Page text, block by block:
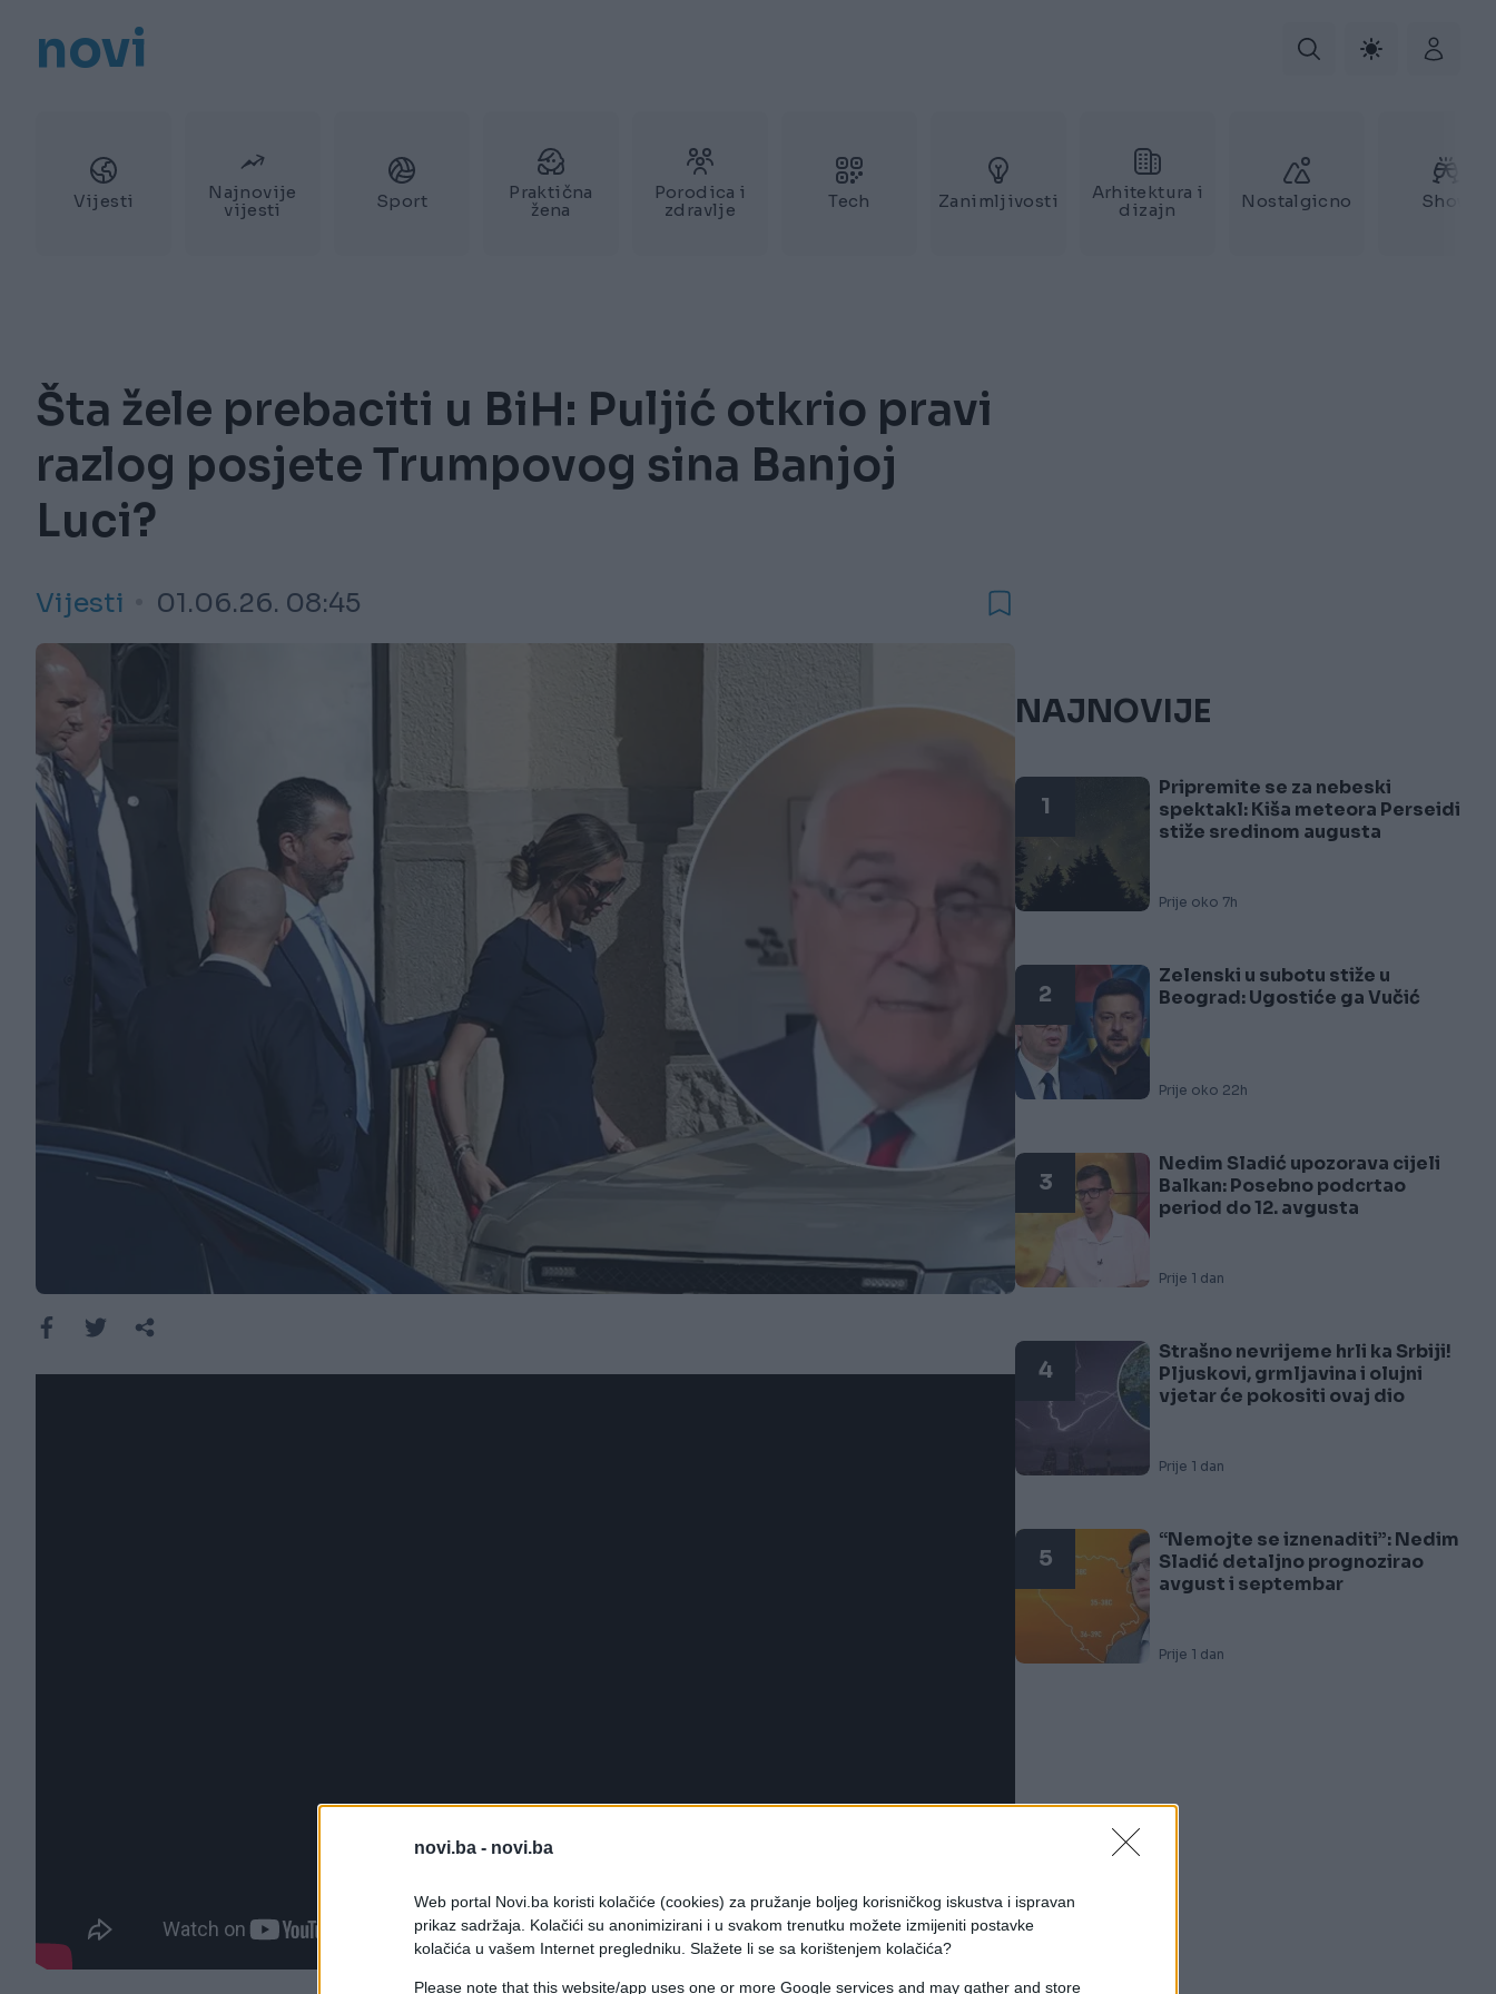
novi.ba - novi.ba
Web portal Novi.ba koristi kolačiće (cookies) za pružanje boljeg korisničkog iskustva i ispravan
prikaz sadržaja. Kolačići su anonimizirani i u svakom trenutku možete izmijeniti postavke
kolačića u vašem Internet pregledniku. Slažete li se sa korištenjem kolačića?
Please note that this website/app uses one or more Google services and may gather and store
novi
Vijesti
Najnovije
vijesti
Sport
Praktična
žena
Porodica i
zdravlje
Tech Zanimljivosti
Arhitektura i
dizajn
Nostalgicno Show
Šta žele prebaciti u BiH: Puljić otkrio pravi
razlog posjete Trumpovog sina Banjoj
Luci?
Vijesti 01.06.26. 08:45
NAJNOVIJE
1
Pripremite se za nebeski
spektakl: Kiša meteora Perseidi
stiže sredinom augusta
Prije oko 7h
2
Zelenski u subotu stiže u
Beograd: Ugostiće ga Vučić
Prije oko 22h
3
Nedim Sladić upozorava cijeli
Balkan: Posebno podcrtao
period do 12. avgusta
Prije 1 dan
4
Strašno nevrijeme hrli ka Srbiji!
Pljuskovi, grmljavina i olujni
vjetar će pokositi ovaj dio
Prije 1 dan
5
“Nemojte se iznenaditi”: Nedim
Sladić detaljno prognozirao
avgust i septembar
Prije 1 dan